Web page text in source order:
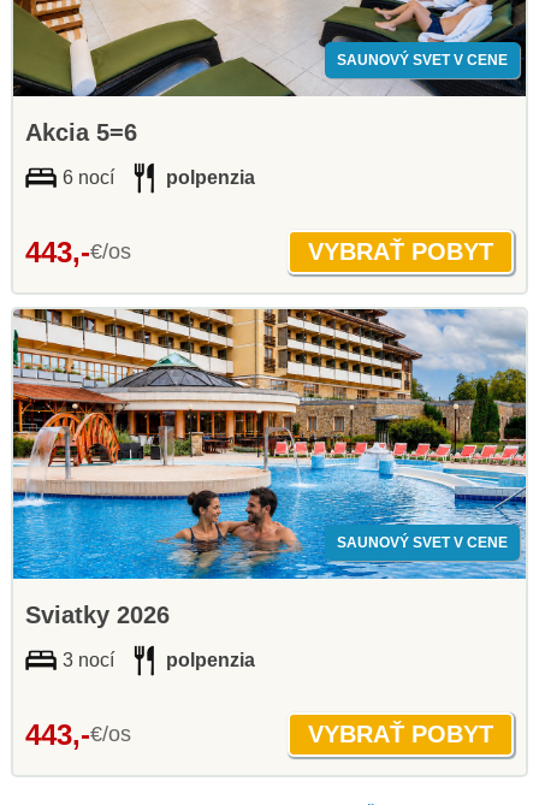
SAUNOVÝ SVET V CENE
Akcia 5=6
6 nocí polpenzia
443,-€/os
SAUNOVÝ SVET V CENE
Sviatky 2026
3 nocí polpenzia
443,-€/os